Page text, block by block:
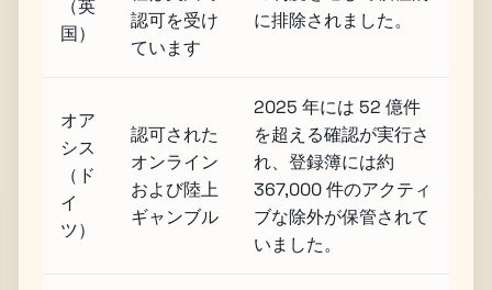
（英
国）
認可を受け
ています
に排除されました。
オア
シス
（ド
イ
ツ）
認可された
オンライン
および陸上
ギャンブル
2025 年には 52 億件
を超える確認が実行さ
れ、登録簿には約
367,000 件のアクティ
ブな除外が保管されて
いました。